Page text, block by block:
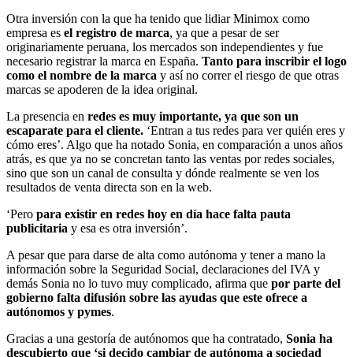
Otra inversión con la que ha tenido que lidiar Minimox como
empresa es el registro de marca, ya que a pesar de ser
originariamente peruana, los mercados son independientes y fue
necesario registrar la marca en España. Tanto para inscribir el logo
como el nombre de la marca y así no correr el riesgo de que otras
marcas se apoderen de la idea original.
La presencia en redes es muy importante, ya que son un
escaparate para el cliente. ‘Entran a tus redes para ver quién eres y
cómo eres’. Algo que ha notado Sonia, en comparación a unos años
atrás, es que ya no se concretan tanto las ventas por redes sociales,
sino que son un canal de consulta y dónde realmente se ven los
resultados de venta directa son en la web.
‘Pero para existir en redes hoy en día hace falta pauta
publicitaria y esa es otra inversión’.
A pesar que para darse de alta como autónoma y tener a mano la
información sobre la Seguridad Social, declaraciones del IVA y
demás Sonia no lo tuvo muy complicado, afirma que por parte del
gobierno falta difusión sobre las ayudas que este ofrece a
autónomos y pymes.
Gracias a una gestoría de autónomos que ha contratado, Sonia ha
descubierto que ‘si decido cambiar de autónoma a sociedad